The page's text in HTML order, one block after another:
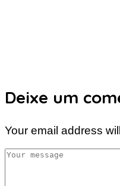
Deixe um
Your email address